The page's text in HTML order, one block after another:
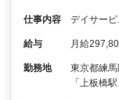
仕事内容 デイサー
給与 月給
勤務地
東京都練
「上板橋